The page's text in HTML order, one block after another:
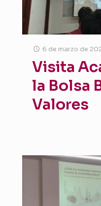
6 de marzo de
Visita
la Bolsa
Valores